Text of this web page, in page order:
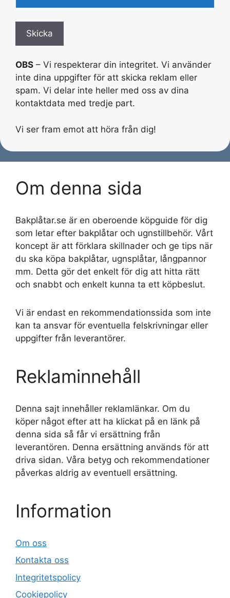
OBS – Vi respekterar din integritet. Vi använder
inte dina uppgifter för att skicka reklam eller
spam. Vi delar inte heller med oss av dina
kontaktdata med tredje part.
Vi ser fram emot att höra från dig!
Om denna sida
Bakplåtar.se är en oberoende köpguide för dig
som letar efter bakplåtar och ugnstillbehör. Vårt
koncept är att förklara skillnader och ge tips när
du ska köpa bakplåtar, ugnsplåtar, långpannor
mm. Detta gör det enkelt för dig att hitta rätt
och snabbt och enkelt kunna ta ett köpbeslut.
Vi är endast en rekommendationssida som inte
kan ta ansvar för eventuella felskrivningar eller
uppgifter från leverantörer.
Reklaminnehåll
Denna sajt innehåller reklamlänkar. Om du
köper något efter att ha klickat på en länk på
denna sida så får vi ersättning från
leverantören. Denna ersättning används för att
driva sidan. Våra betyg och rekommendationer
påverkas aldrig av eventuell ersättning.
Information
Om oss
Kontakta oss
Integritetspolicy
Cookiepolicy